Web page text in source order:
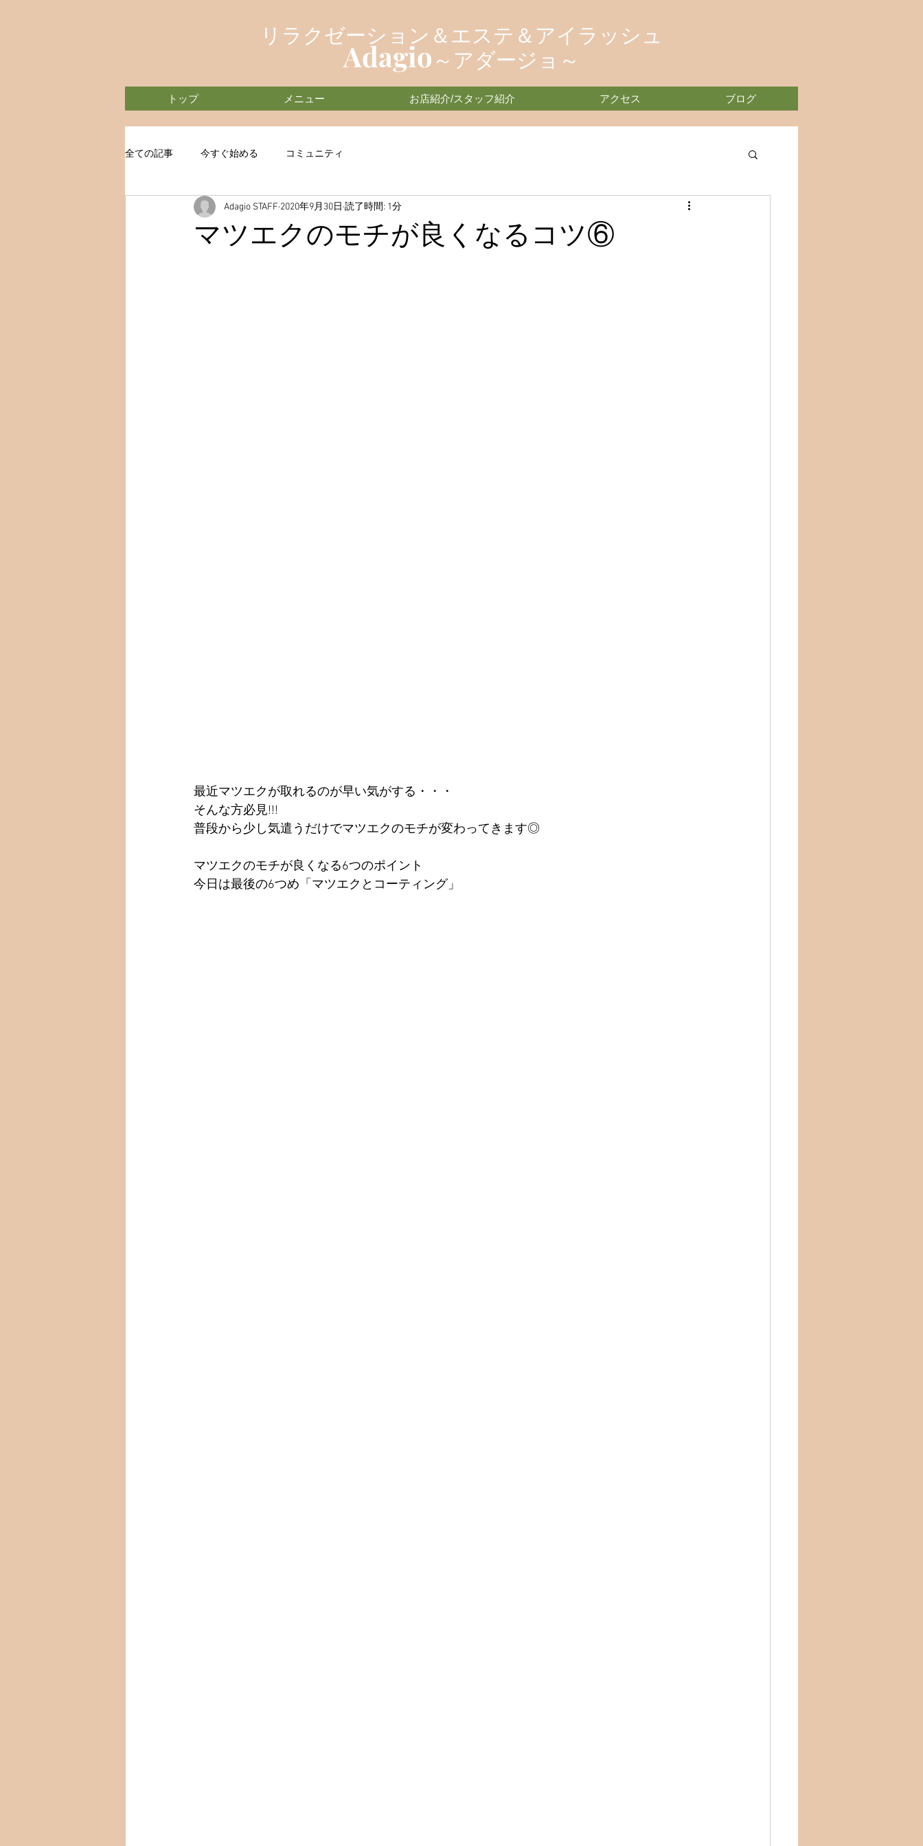
リラクゼーション＆エステ＆アイラッシュ
Adagio ～アダージョ～
トップ メニュー お店紹介/スタッフ紹介 アクセス ブログ
全ての記事 今すぐ始める コミュニティ
マツエクのモチが良くなるコツ⑥
Adagio STAFF 2020年9月30日 読了時間: 1分
最近マツエクが取れるのが早い気がする・・・
そんな方必見!!!
普段から少し気遣うだけでマツエクのモチが変わってきます◎
マツエクのモチが良くなる6つのポイント
今日は最後の6つめ「マツエクとコーティング」